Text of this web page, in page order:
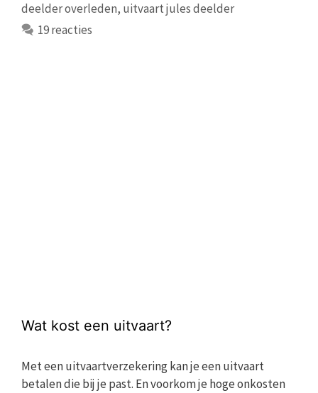
deelder overleden, uitvaart jules deelder
19 reacties
Wat kost een uitvaart?
Met een uitvaartverzekering kan je een uitvaart
betalen die bij je past. En voorkom je hoge onkosten